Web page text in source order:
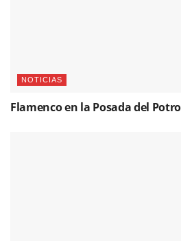
NOTICIAS
Flamenco en la Posada del